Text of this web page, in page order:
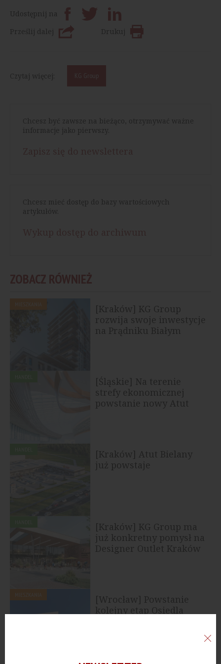
Udostępnij na
Prześlij dalej
Drukuj
Czytaj więcej: KG Group
Chcesz być zawsze na bieżąco, otrzymywać ważne
informacje jako pierwszy.
Chcesz mieć dostęp do bazy wartościowych
artykułów.
ZOBACZ RÓWNIEŻ
[Kraków] KG Group
rozwija swoje inwestycje
na Prądniku Białym
[Śląskie] Na terenie
strefy ekonomicznej
powstanie nowy Atut
[Kraków] Atut Bielany
już powstaje
[Kraków] KG Group ma
już konkretny pomysł na
Designer Outlet Kraków
[Wrocław] Powstanie
kolejny etap Osiedla